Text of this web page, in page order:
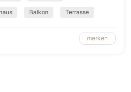
Balkon Terrasse
merken